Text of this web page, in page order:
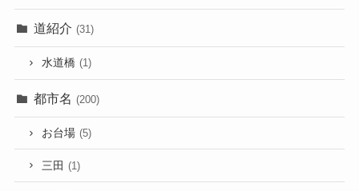
道紹介 (31)
水道橋 (1)
都市名 (200)
お台場 (5)
三田 (1)